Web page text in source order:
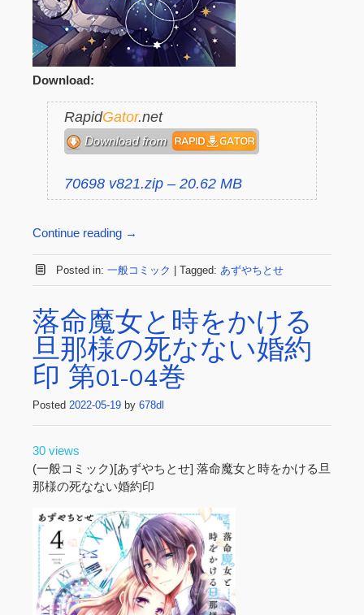
Download:
RapidGator.net
70698 v821.zip – 20.62 MB
Continue reading →
Posted in: 一般コミック Tagged: あずやちとせ
落命魔女と時をかける
旦那様の死なない婚約
印 第01-04巻
Posted 2022-05-19 by 678dl
30 views
(一般コミック)[あずやちとせ] 落命魔女と時をかける旦
那様の死なない婚約印